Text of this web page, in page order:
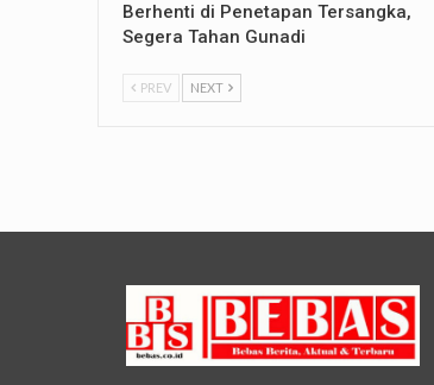
Berhenti di Penetapan Tersangka,
Segera Tahan Gunadi
PREV NEXT